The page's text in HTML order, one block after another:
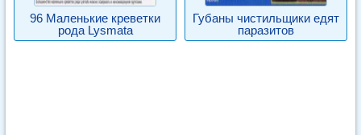
96 Маленькие креветки
рода Lysmata
Губаны чистильщики едят
паразитов